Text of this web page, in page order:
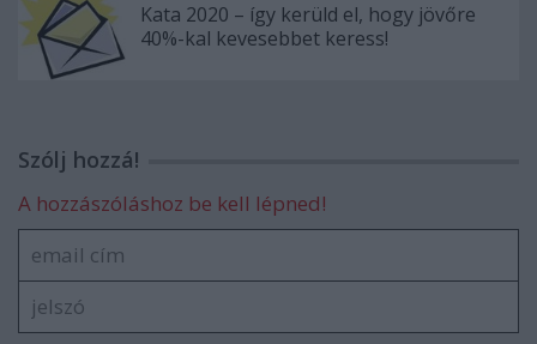
Kata 2020 – így kerüld el, hogy jövőre
40%-kal kevesebbet keress!
Szólj hozzá!
A hozzászóláshoz be kell lépned!